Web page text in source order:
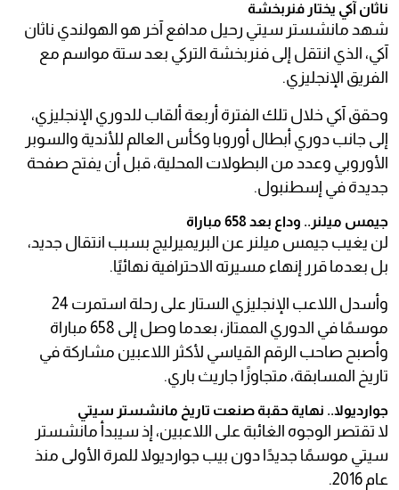
ناثان آكي يختار فنربخشة
شهد مانشستر سيتي رحيل مدافع آخر هو الهولندي ناثان
آكي، الذي انتقل إلى فنربخشة التركي بعد ستة مواسم مع
الفريق الإنجليزي.
وحقق آكي خلال تلك الفترة أربعة ألقاب للدوري الإنجليزي،
إلى جانب دوري أبطال أوروبا وكأس العالم للأندية والسوبر
الأوروبي وعدد من البطولات المحلية، قبل أن يفتح صفحة
جديدة في إسطنبول.
جيمس ميلنر.. وداع بعد 658 مباراة
لن يغيب جيمس ميلنر عن البريميرليج بسبب انتقال جديد،
بل بعدما قرر إنهاء مسيرته الاحترافية نهائيًا.
وأسدل اللاعب الإنجليزي الستار على رحلة استمرت 24
موسمًا في الدوري الممتاز، بعدما وصل إلى 658 مباراة
وأصبح صاحب الرقم القياسي لأكثر اللاعبين مشاركة في
تاريخ المسابقة، متجاوزًا جاريث باري.
جوارديولا.. نهاية حقبة صنعت تاريخ مانشستر سيتي
لا تقتصر الوجوه الغائبة على اللاعبين، إذ سيبدأ مانشستر
سيتي موسمًا جديدًا دون بيب جوارديولا للمرة الأولى منذ
عام 2016.